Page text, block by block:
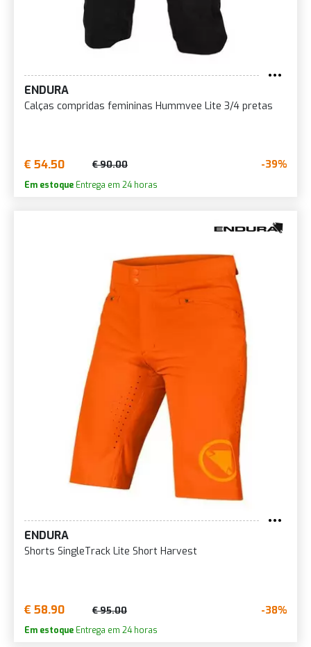
ENDURA
Calças compridas femininas Hummvee Lite 3/4 pretas
€ 54.50 € 90.00 -39%
Em estoque Entrega em 24 horas
ENDURA
Shorts SingleTrack Lite Short Harvest
€ 58.90 € 95.00 -38%
Em estoque Entrega em 24 horas